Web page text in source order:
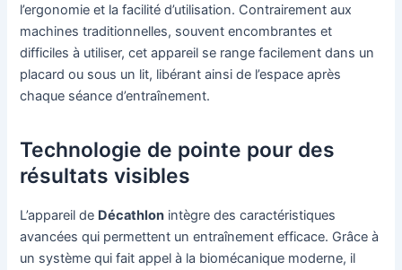
l’ergonomie et la facilité d’utilisation. Contrairement aux
machines traditionnelles, souvent encombrantes et
difficiles à utiliser, cet appareil se range facilement dans un
placard ou sous un lit, libérant ainsi de l’espace après
chaque séance d’entraînement.
Technologie de pointe pour des
résultats visibles
L’appareil de Décathlon intègre des caractéristiques
avancées qui permettent un entraînement efficace. Grâce à
un système qui fait appel à la biomécanique moderne, il